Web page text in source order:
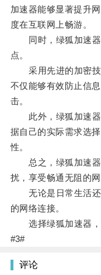
加速器能够显著提升
度在互联网上畅游。
同时，绿狐加速器
点。
采用先进的加密技
不仅能够有效防止信
击。
此外，绿狐加速器
据自己的实际需求选
性。
总之，绿狐加速器
扰，享受畅通无阻的网
无论是日常生活还
的网络连接。
选择绿狐加速器，
#3#
评论